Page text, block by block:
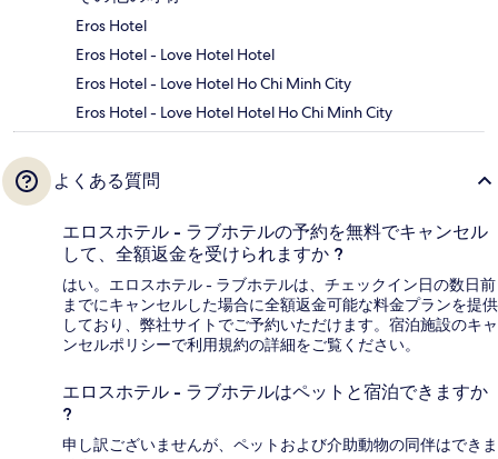
Eros Hotel
Eros Hotel - Love Hotel Hotel
Eros Hotel - Love Hotel Ho Chi Minh City
Eros Hotel - Love Hotel Hotel Ho Chi Minh City
よくある質問
エロスホテル - ラブホテルの予約を無料でキャンセル
して、全額返金を受けられますか ?
はい。エロスホテル - ラブホテルは、チェックイン日の数日前
までにキャンセルした場合に全額返金可能な料金プランを提供
しており、弊社サイトでご予約いただけます。宿泊施設のキャ
ンセルポリシーで利用規約の詳細をご覧ください。
エロスホテル - ラブホテルはペットと宿泊できますか
?
申し訳ございませんが、ペットおよび介助動物の同伴はできま